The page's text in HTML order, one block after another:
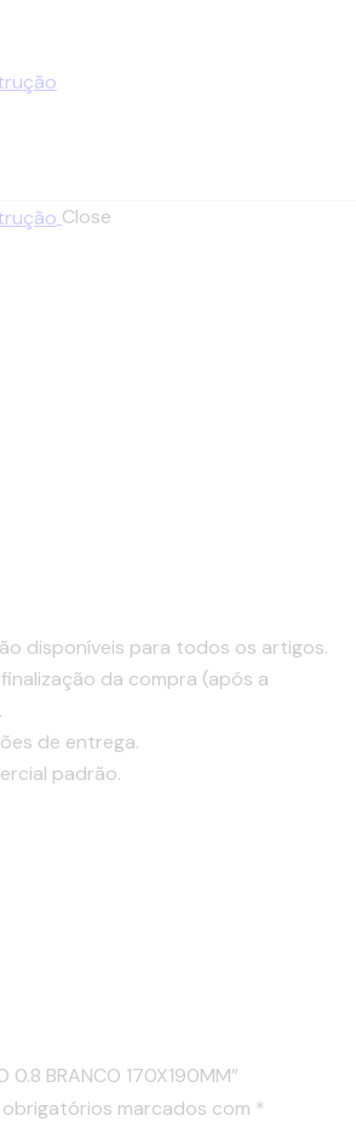
Close
disponíveis para todos os artigos.
da compra (após a
de entrega.
padrão.
0.8 BRANCO 170X190MM”
marcados com *